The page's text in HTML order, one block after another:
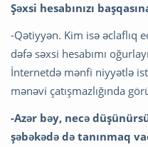
Şəxsi hesabınızı
-Qətiyyən. Kim isə əclaflıq
dəfə səxsi hesabımı
İnternetdə mənfi niyyətlə
mənəvi çatışmazlığında
-Azər bəy, necə
şəbəkədə də tanınmaq